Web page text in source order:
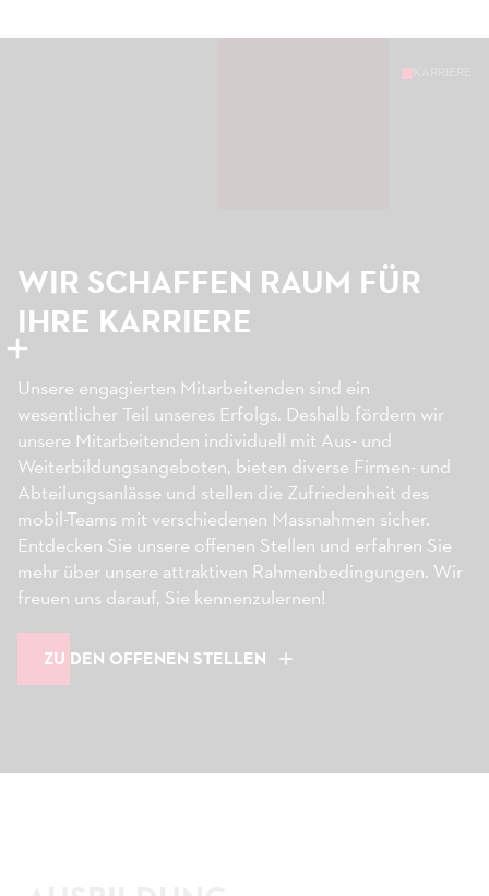
WIR SCHAFFEN RAUM FÜR
IHRE KARRIERE
Unsere engagierten Mitarbeitenden sind ein
wesentlicher Teil unseres Erfolgs. Deshalb fördern wir
unsere Mitarbeitenden individuell mit Aus- und
Weiterbildungsangeboten, bieten diverse Firmen- und
Abteilungsanlässe und stellen die Zufriedenheit des
mobil-Teams mit verschiedenen Massnahmen sicher.
Entdecken Sie unsere offenen Stellen und erfahren Sie
mehr über unsere attraktiven Rahmenbedingungen. Wir
freuen uns darauf, Sie kennenzulernen!
ZU DEN OFFENEN STELLEN